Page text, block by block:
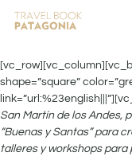
shape=”square”
San Martín de los Andes,
“Buenas y Santas” para
talleres y workshops